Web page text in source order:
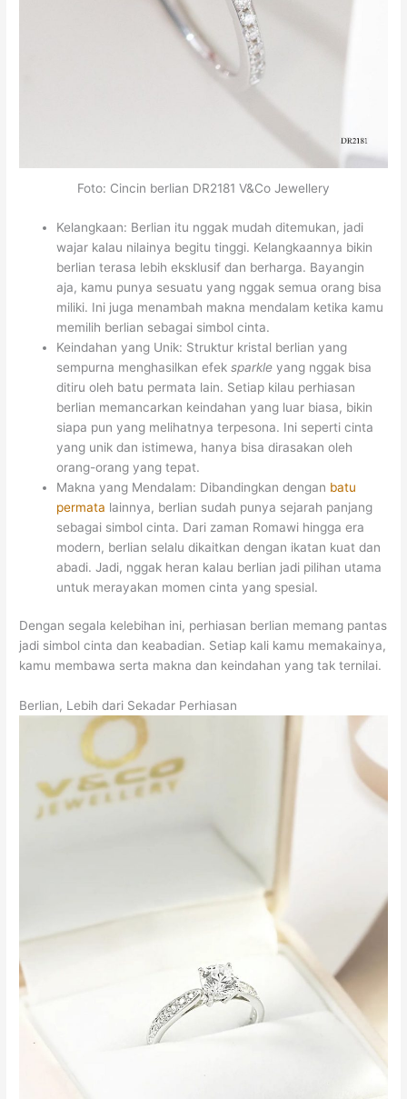
Foto: Cincin berlian DR2181 V&Co Jewellery
Kelangkaan: Berlian itu nggak mudah ditemukan, jadi
wajar kalau nilainya begitu tinggi. Kelangkaannya bikin
berlian terasa lebih eksklusif dan berharga. Bayangin
aja, kamu punya sesuatu yang nggak semua orang bisa
miliki. Ini juga menambah makna mendalam ketika kamu
memilih berlian sebagai simbol cinta.
Keindahan yang Unik: Struktur kristal berlian yang
sempurna menghasilkan efek sparkle yang nggak bisa
ditiru oleh batu permata lain. Setiap kilau perhiasan
berlian memancarkan keindahan yang luar biasa, bikin
siapa pun yang melihatnya terpesona. Ini seperti cinta
yang unik dan istimewa, hanya bisa dirasakan oleh
orang-orang yang tepat.
Makna yang Mendalam: Dibandingkan dengan batu
permata lainnya, berlian sudah punya sejarah panjang
sebagai simbol cinta. Dari zaman Romawi hingga era
modern, berlian selalu dikaitkan dengan ikatan kuat dan
abadi. Jadi, nggak heran kalau berlian jadi pilihan utama
untuk merayakan momen cinta yang spesial.
Dengan segala kelebihan ini, perhiasan berlian memang pantas
jadi simbol cinta dan keabadian. Setiap kali kamu memakainya,
kamu membawa serta makna dan keindahan yang tak ternilai.
Berlian, Lebih dari Sekadar Perhiasan